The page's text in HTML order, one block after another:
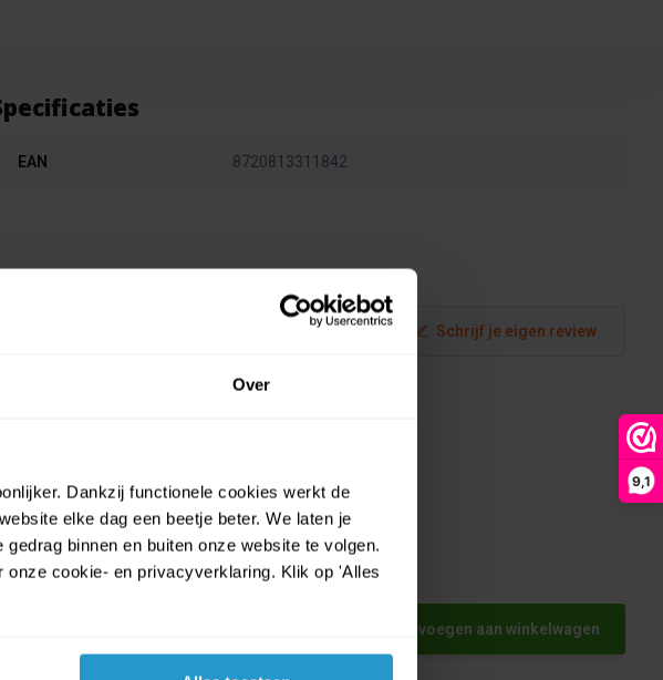
Over
Dankzij functionele cookies werkt de
elke dag een beetje beter. We laten je
binnen en buiten onze website te volgen.
onze cookie- en privacyverklaring. Klik op 'Alles
9,1
EAN 8720813311842
Schrijf je eigen review
- 1
Toevoegen aan winkelwagen